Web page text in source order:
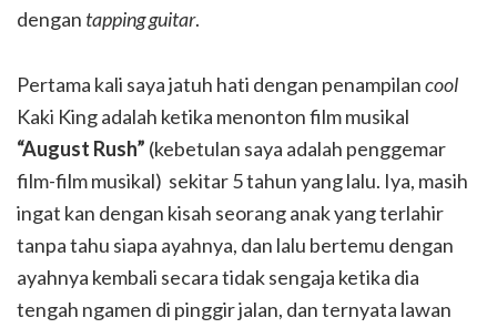
dengan tapping guitar.
Pertama kali saya jatuh hati dengan penampilancool
Kaki King adalah ketika menonton film musikal
“August Rush” (kebetulan saya adalah penggemar
film-film musikal) sekitar 5 tahun yang lalu. Iya, masih
ingat kan dengan kisah seorang anak yang terlahir
tanpa tahu siapa ayahnya, dan lalu bertemu dengan
ayahnya kembali secara tidak sengaja ketika dia
tengah ngamen di pinggir jalan, dan ternyata lawan